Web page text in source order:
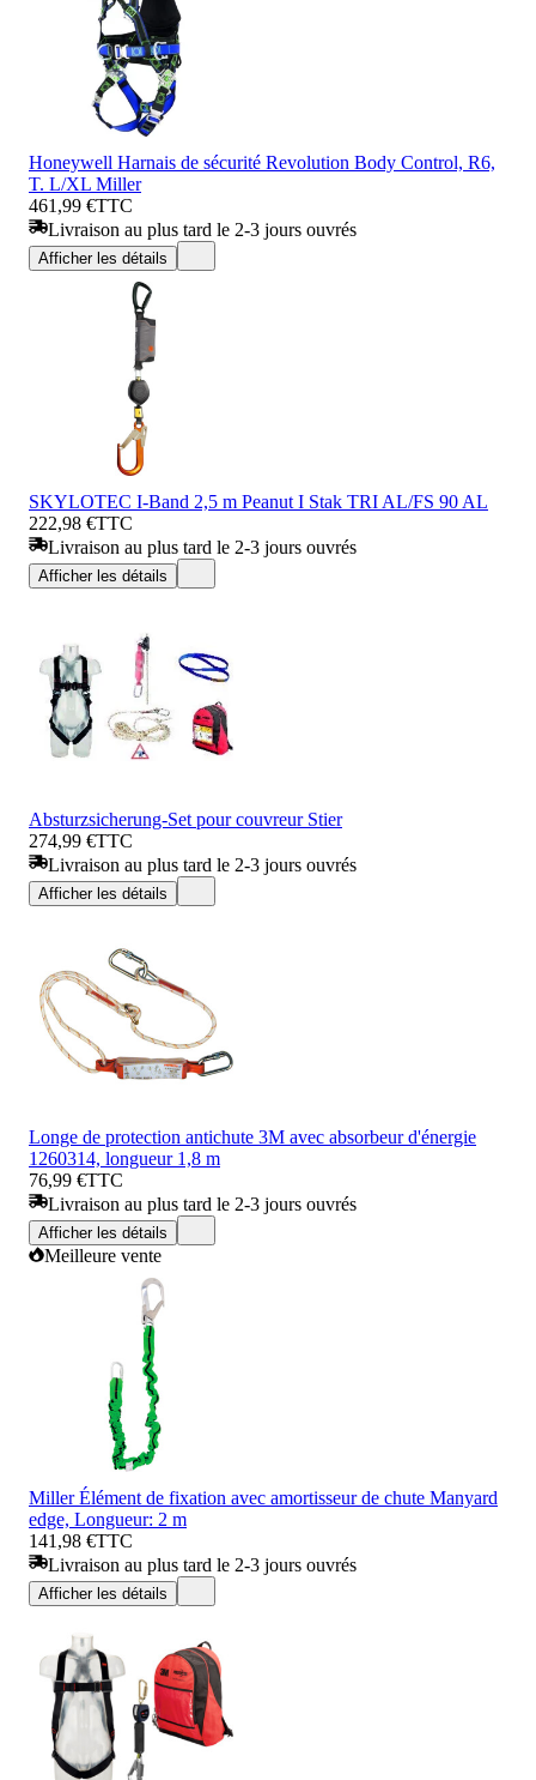
Honeywell Harnais de sécurité Revolution Body Control, R6,
T. L/XL Miller
461,99 €TTC
Livraison au plus tard le 2-3 jours ouvrés
Afficher les détails
SKYLOTEC I-Band 2,5 m Peanut I Stak TRI AL/FS 90 AL
222,98 €TTC
Livraison au plus tard le 2-3 jours ouvrés
Afficher les détails
Absturzsicherung-Set pour couvreur Stier
274,99 €TTC
Livraison au plus tard le 2-3 jours ouvrés
Afficher les détails
Longe de protection antichute 3M avec absorbeur d'énergie
1260314, longueur 1,8 m
76,99 €TTC
Livraison au plus tard le 2-3 jours ouvrés
Afficher les détails
Meilleure vente
Miller Élément de fixation avec amortisseur de chute Manyard
edge, Longueur: 2 m
141,98 €TTC
Livraison au plus tard le 2-3 jours ouvrés
Afficher les détails